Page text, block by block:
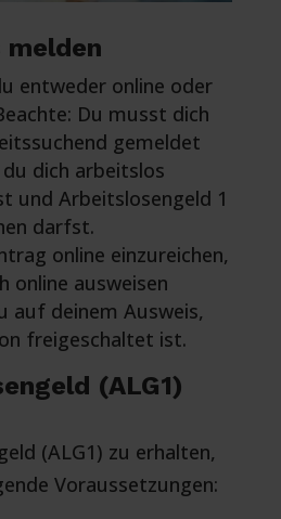
melden
entweder online oder
Du musst dich
gemeldet
dich arbeitslos
und Arbeitslosengeld 1
darfst.
online einzureichen,
online ausweisen
auf deinem Ausweis,
freigeschaltet ist.
(ALG1)
(ALG1) zu erhalten,
Voraussetzungen: